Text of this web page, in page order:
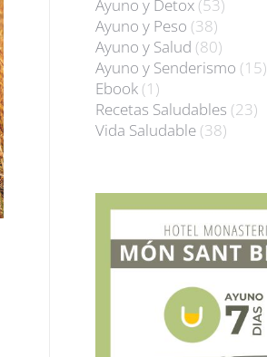
Ayuno y Detox (53)
Ayuno y Peso (38)
Ayuno y Salud (80)
Ayuno y Senderismo (15)
Ebook (1)
Recetas Saludables (23)
Vida Saludable (38)